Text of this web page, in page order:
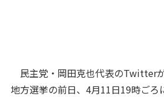
民主党・岡田克也代表のTwitter
地方選挙の前日、4月11日19時ご